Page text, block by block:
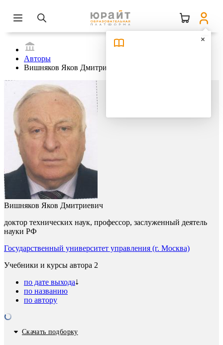
Авторы
Вишняков Яков Дмитриевич
Вишняков Яков Дмитриевич
доктор технических наук, профессор, заслуженный деятель
науки РФ
Государственный университет управления (г. Москва)
Учебники и курсы автора 2
по дате выхода
по названию
по автору
Скачать подборку